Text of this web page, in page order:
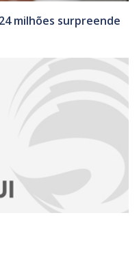
milhões surpreende